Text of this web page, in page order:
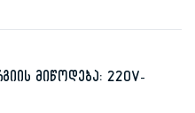
მიწოდება: 220V-